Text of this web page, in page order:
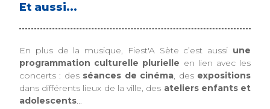
Et aussi...
En plus de la musique, Fiest'A Sète c’est aussi une
programmation culturelle plurielle en lien avec les
concerts : des séances de cinéma, des expositions
dans différents lieux de la ville, des ateliers enfants et
adolescents...